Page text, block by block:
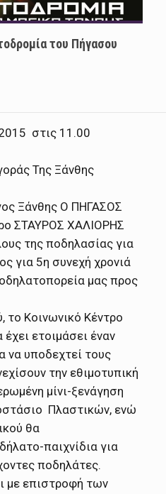
του Πήγασου
στις 11.00
Της Ξάνθης
Ξάνθης Ο ΠΗΓΑΣΟΣ
ΣΤΑΥΡΟΣ ΧΑΛΙΟΡΗΣ
της ποδηλασίας για
για 5η συνεχή χρονιά
μας προς
το Κοινωνικό Κέντρο
ετοιμάσει έναν
να υποδεχτεί τους
την εθιμοτυπική
μίνι-ξενάγηση
Πλαστικών, ενώ
θα
παιχνίδια για
ποδηλάτες.
με επιστροφή των